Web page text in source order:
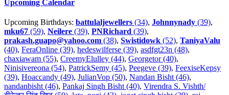
Upcoming Calendar
Upcoming Birthdays: battulaljewellers (34), Johnnynady (39),
mku67 (59), Neilere (39), PNRichard (39),
prakash.guapo@yahoo.com (38), Swistidowk (52), TaniyaValu
(40), FeraOnline (39), hedeswilferse (39), asdfgt23n (48),
chaxiawam (55), CreemyElulley (44), Georgetor (40),
Ninisivereona (54), PatrickSemy (45), Peegeve (39), FeexiseKepsy
(39), Hoaccandy (49), JulianVop (50), Nandan Bisht (46),
nandanbisht (46), Pankaj Singh Bisht (40), Virendra S. Vishth/